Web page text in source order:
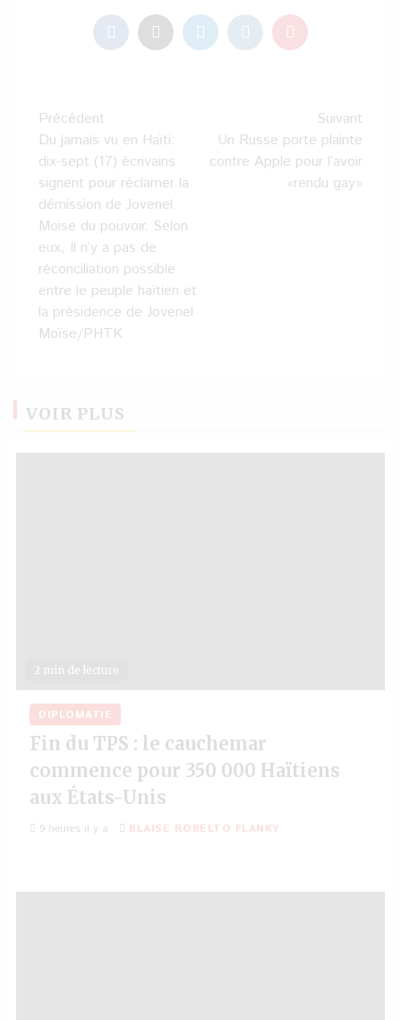
Navigation
d’article
Précédent
Du jamais vu en Haïti:
dix-sept (17) écrivains
signent pour réclamer la
démission de Jovenel
Moise du pouvoir. Selon
eux, Il n’y a pas de
réconciliation possible
entre le peuple haïtien et
la présidence de Jovenel
Moïse/PHTK
Suivant
Un Russe porte plainte
contre Apple pour l’avoir
«rendu gay»
VOIR PLUS
2 min de lecture
DIPLOMATIE
Fin du TPS : le cauchemar
commence pour 350 000 Haïtiens
aux États-Unis
9 heures il y a BLAISE ROBELTO FLANKY